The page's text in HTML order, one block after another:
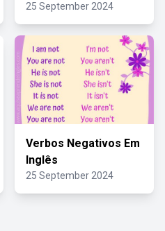
25 September 2024
Verbos Negativos Em
Inglês
25 September 2024